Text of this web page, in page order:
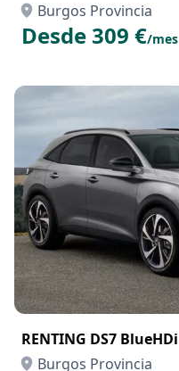
Burgos Provincia
Desde 309 €/mes
RENTING DS7 BlueHDi
Burgos Provincia